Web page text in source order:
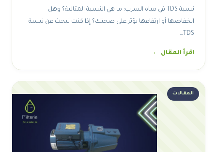
نسبة TDS في مياه الشرب: ما هي النسبة المثالية؟ وهل
انخفاضها أو ارتفاعها يؤثر على صحتك؟ إذا كنت تبحث عن نسبة
TDS…
اقرأ المقال ←
المقالات